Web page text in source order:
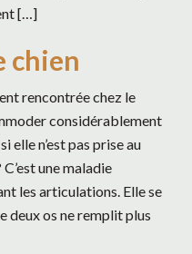
[…]
chien
rencontrée chez le
considérablement
elle n’est pas prise au
une maladie
les articulations. Elle se
deux os ne remplit plus